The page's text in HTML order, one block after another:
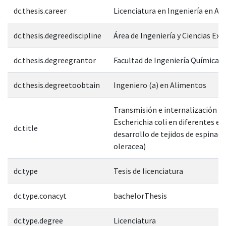
dc.thesis.career Licenciatura en Ingeniería en
dc.thesis.degreediscipline Área de Ingeniería y Ciencias
dc.thesis.degreegrantor Facultad de Ingeniería Química
dc.thesis.degreetoobtain Ingeniero (a) en Alimentos
dc.title
Transmisión e internalización de
Escherichia coli en diferentes
desarrollo de tejidos de
oleracea)
dc.type Tesis de licenciatura
dc.type.conacyt bachelorThesis
dc.type.degree Licenciatura